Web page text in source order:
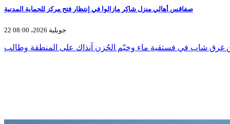
صفاقس أهالي منزل شاكر مازالوا في إنتظار فتح مركز للحماية المدنية
22 جويلية 2026، 08:00